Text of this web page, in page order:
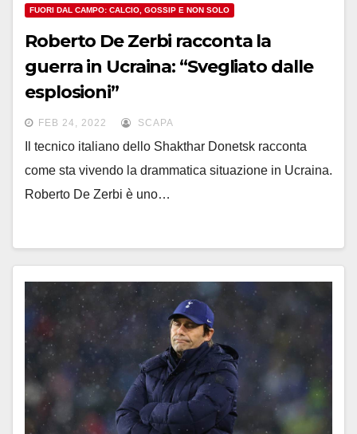
FUORI DAL CAMPO: CALCIO, GOSSIP E NON SOLO
Roberto De Zerbi racconta la
guerra in Ucraina: “Svegliato dalle
esplosioni”
FEB 24, 2022 SCAPA
Il tecnico italiano dello Shakthar Donetsk racconta
come sta vivendo la drammatica situazione in Ucraina.
Roberto De Zerbi è uno…